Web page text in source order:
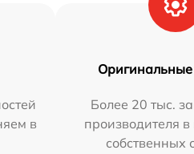
в
Оригинальные
Более 20 тыс.
производителя
собственных